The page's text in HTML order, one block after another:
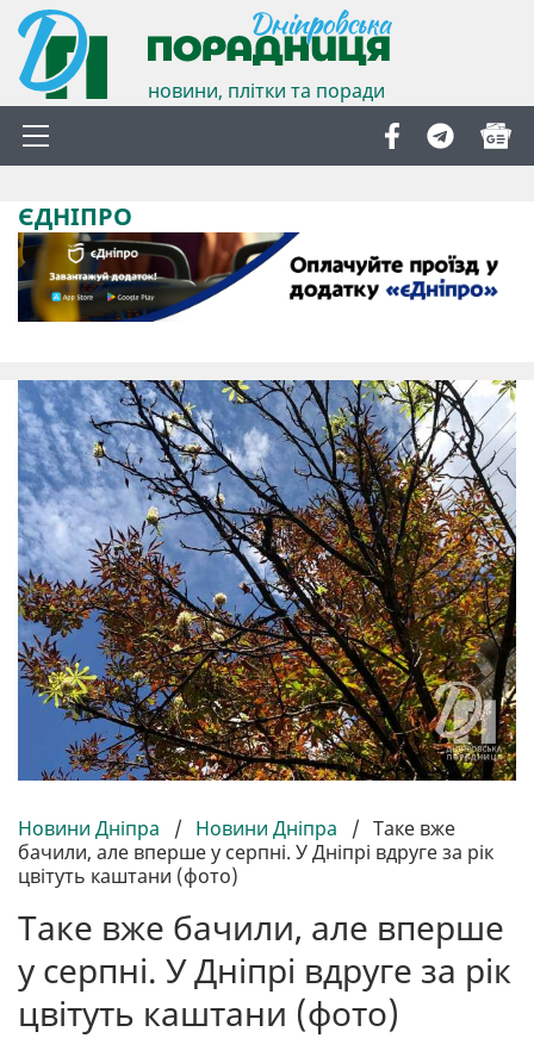
новини, плітки та поради
ЄДНІПРО
Новини Дніпра / Новини Дніпра / Таке вже
бачили, але вперше у серпні. У Дніпрі вдруге за рік
цвітуть каштани (фото)
Таке вже бачили, але вперше
у серпні. У Дніпрі вдруге за рік
цвітуть каштани (фото)